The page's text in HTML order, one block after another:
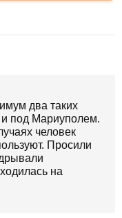
два таких
под Мариуполем.
человек
Просили
на